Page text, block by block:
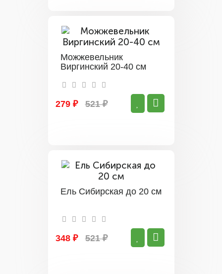
Можжевельник
Виргинский 20-40 см
279 ₽ 521 ₽
Ель Сибирская до 20 см
348 ₽ 521 ₽